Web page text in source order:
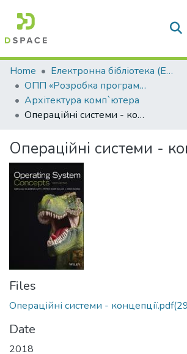
Communities & Collections
All of DSpace
Statistics
Home
Електронна бібліотека (E-Book)
ОПП «Розробка програмного забезпечення»
Архітектура комп`ютера
Операційні системи - концепції.
Операційні системи -
Files
Операційні системи - концепції.pdf
Date
2018